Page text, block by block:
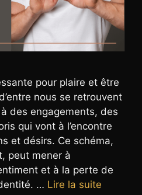
pour plaire et être
nous se retrouvent
des engagements, des
qui vont à l’encontre
et désirs. Ce schéma,
peut mener à
et à la perte de
… Lire la suite